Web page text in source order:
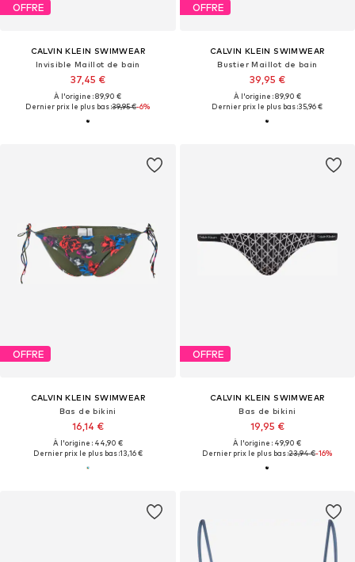
OFFRE
CALVIN KLEIN SWIMWEAR
Invisible Maillot de bain
37,45 €
À l'origine : 89,90 €
Dernier prix le plus bas :39,95 €-6%
OFFRE
CALVIN KLEIN SWIMWEAR
Bustier Maillot de bain
39,95 €
À l'origine : 89,90 €
Dernier prix le plus bas :35,96 €
OFFRE
CALVIN KLEIN SWIMWEAR
Bas de bikini
16,14 €
À l'origine : 44,90 €
Dernier prix le plus bas :13,16 €
OFFRE
CALVIN KLEIN SWIMWEAR
Bas de bikini
19,95 €
À l'origine : 49,90 €
Dernier prix le plus bas :23,94 €-16%